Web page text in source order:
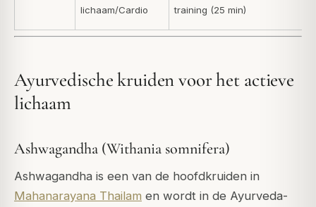
lichaam/Cardio
training (25 min)
Ayurvedische kruiden voor het actieve
lichaam
Ashwagandha (Withania somnifera)
Ashwagandha is een van de hoofdkrui­den in
Mahanarayana Thailam en wordt in de Ayurveda-